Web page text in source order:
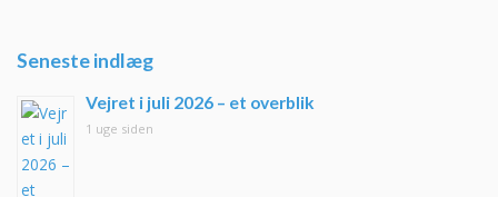
Seneste indlæg
Vejret i juli 2026 – et overblik
1 uge siden